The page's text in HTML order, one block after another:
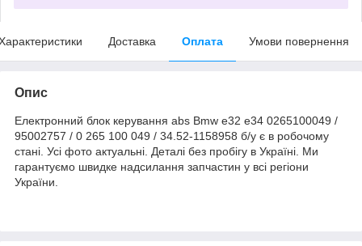
Доставка Оплата Умови повернення
Опис
Електронний блок керування abs Bmw e32 e34 0265100049 /
95002757 / 0 265 100 049 / 34.52-1158958 б/у є в робочому
стані. Усі фото актуальні. Деталі без пробігу в Україні. Ми
гарантуємо швидке надсилання запчастин у всі регіони
України.